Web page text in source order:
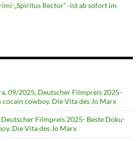
„Spiritus Rector“ -ist ab sofort im
09/2025, Deutscher Filmpreis 2025-
cocain cowboy. Die Vita des Jo Marx
Filmpreis 2025- Beste Doku-
Die Vita des Jo Marx